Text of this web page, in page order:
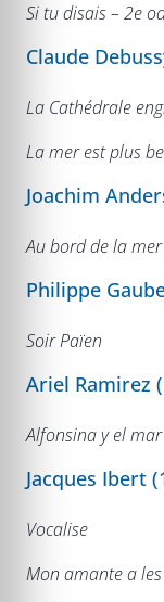
Si tu disais – 2e
Claude
La Cathédrale
La mer est plus
Joachim
Au bord de la mer
Philippe
Soir Païen
Ariel Ramirez
Alfonsina y el mar
Jacques Ibert
Vocalise
Mon amante a les